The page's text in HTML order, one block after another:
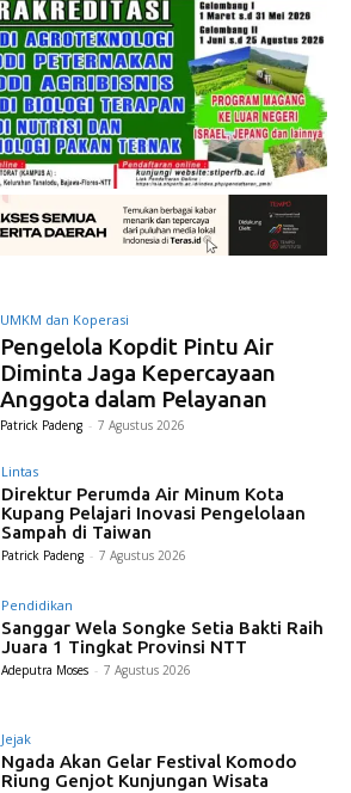
UMKM dan Koperasi
Pengelola Kopdit Pintu Air
Diminta Jaga Kepercayaan
Anggota dalam Pelayanan
Patrick Padeng - 7 Agustus 2026
Lintas
Direktur Perumda Air Minum Kota
Kupang Pelajari Inovasi Pengelolaan
Sampah di Taiwan
Patrick Padeng - 7 Agustus 2026
Pendidikan
Sanggar Wela Songke Setia Bakti Raih
Juara 1 Tingkat Provinsi NTT
Adeputra Moses - 7 Agustus 2026
Jejak
Ngada Akan Gelar Festival Komodo
Riung Genjot Kunjungan Wisata